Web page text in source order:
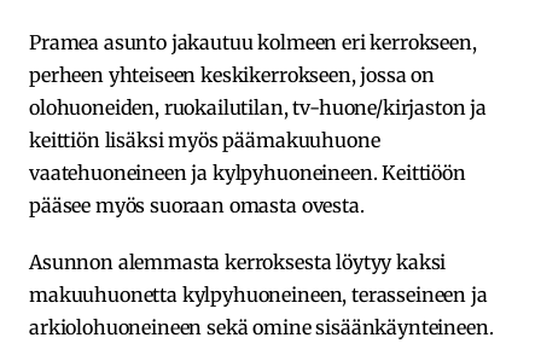
Pramea asunto jakautuu kolmeen eri kerrokseen,
perheen yhteiseen keskikerrokseen, jossa on
olohuoneiden, ruokailutilan, tv-huone/kirjaston ja
keittiön lisäksi myös päämakuuhuone
vaatehuoneineen ja kylpyhuoneineen. Keittiöön
pääsee myös suoraan omasta ovesta.
Asunnon alemmasta kerroksesta löytyy kaksi
makuuhuonetta kylpyhuoneineen, terasseineen ja
arkiolohuoneineen sekä omine sisäänkäynteineen.